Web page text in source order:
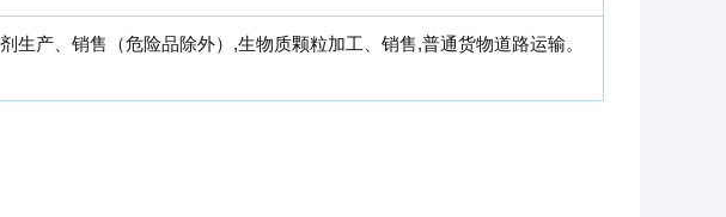
产、销售（危险品除外）,生物质颗粒加工、销售,普通货物道路运输。